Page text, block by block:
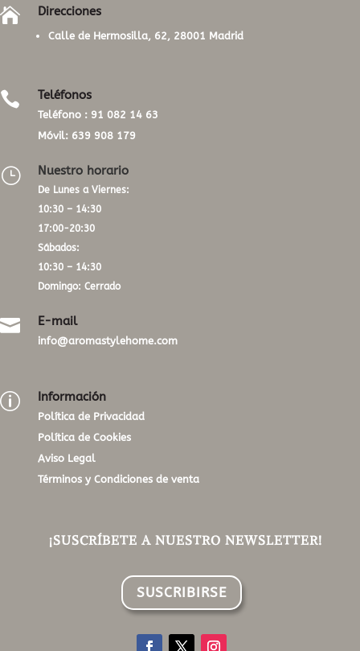
 Direcciones
Calle de Hermosilla, 62, 28001 Madrid
 Teléfonos
Teléfono : 91 082 14 63
Móvil: 639 908 179
} Nuestro horario
De Lunes a Viernes:
10:30 – 14:30
17:00-20:30
Sábados:
10:30 – 14:30
Domingo: Cerrado
 E-mail
info@aromastylehome.com
p Información
Política de Privacidad
Política de Cookies
Aviso Legal
Términos y Condiciones de venta
¡SUSCRÍBETE A NUESTRO NEWSLETTER!
SUSCRIBIRSE